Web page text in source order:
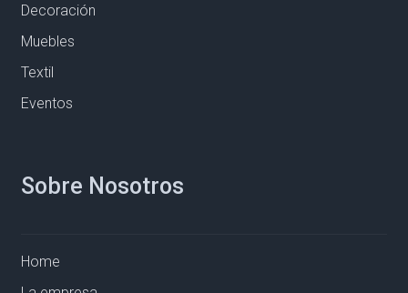
Decoración
Muebles
Textil
Eventos
Sobre Nosotros
Home